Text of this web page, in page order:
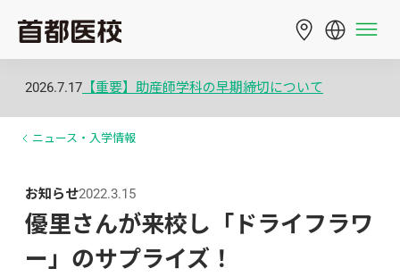
2026.7.17 【重要】助産師学科の早期締切について
ニュース・入学情報
お知らせ2022.3.15
優里さんが来校し「ドライフラワ
ー」のサプライズ！